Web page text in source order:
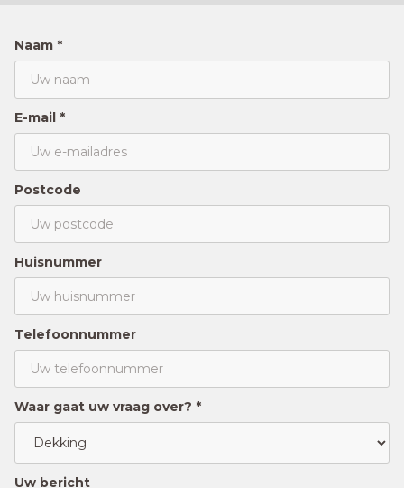
Naam *
E-mail *
Postcode
Huisnummer
Telefoonnummer
Waar gaat uw vraag over? *
Uw bericht